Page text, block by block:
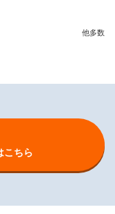
他多数
こちら